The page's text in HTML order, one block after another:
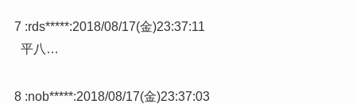
7 :rds*****:2018/08/17(金)23:37:11
平八…
8 :nob*****:2018/08/17(金)23:37:03